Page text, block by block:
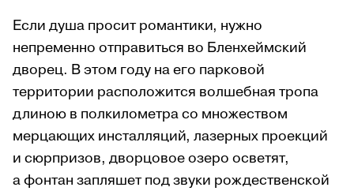
Если душа просит романтики, нужно
непременно отправиться во Бленхеймский
дворец. В этом году на его парковой
территории расположится волшебная тропа
длиною в полкилометра со множеством
мерцающих инсталляций, лазерных проекций
и сюрпризов, дворцовое озеро осветят,
а фонтан запляшет под звуки рождественской